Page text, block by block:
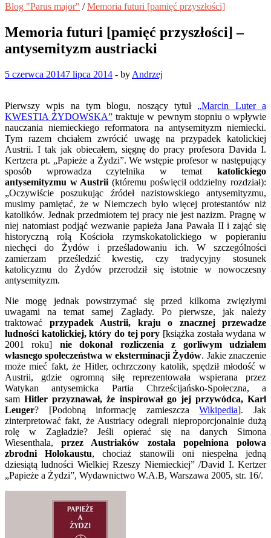
Blog "Parus major" /Memoria futuri [pamięć przyszłości]
Memoria futuri [pamięć przyszłości] –
antysemityzm austriacki
5 czerwca 20147 lipca 2014 - by Andrzej
Pierwszy wpis na tym blogu, noszący tytuł „Marcin Luter a
KWESTIA ŻYDOWSKA” traktuje w pewnym stopniu o wpływie
nauczania niemieckiego reformatora na antysemityzm niemiecki.
Tym razem chciałem zwrócić uwagę na przypadek katolickiej
Austrii. I tak jak obiecałem, sięgnę do pracy profesora Davida I.
Kertzera pt. „Papieże a Żydzi”. We wstępie profesor w następujący
sposób wprowadza czytelnika w temat katolickiego
antysemityzmu w Austrii (któremu poświęcił oddzielny rozdział):
„Oczywiście poszukując źródeł nazistowskiego antysemityzmu,
musimy pamiętać, że w Niemczech było więcej protestantów niż
katolików. Jednak przedmiotem tej pracy nie jest nazizm. Pragnę w
niej natomiast podjąć wezwanie papieża Jana Pawała II i zająć się
historyczną rolą Kościoła rzymskokatolickiego w popieraniu
niechęci do Żydów i prześladowaniu ich. W szczególności
zamierzam prześledzić kwestię, czy tradycyjny stosunek
katolicyzmu do Żydów przerodził się istotnie w nowoczesny
antysemityzm.
Nie mogę jednak powstrzymać się przed kilkoma zwięzłymi
uwagami na temat samej Zagłady. Po pierwsze, jak należy
traktować przypadek Austrii, kraju o znacznej przewadze
ludności katolickiej, który do tej pory [książka została wydana w
2001 roku] nie dokonał rozliczenia z gorliwym udziałem
własnego społeczeństwa w eksterminacji Żydów. Jakie znaczenie
może mieć fakt, że Hitler, ochrzczony katolik, spędził młodość w
Austrii, gdzie ogromną siłę reprezentowała wspierana przez
Watykan antysemicka Partia Chrześcijańsko-Społeczna, a
samHitler przyznawał, że inspirował go jej przywódca, Karl
Leuger? [Podobną informację zamieszczaWikipedia]. Jak
zinterpretować fakt, że Austriacy odegrali nieproporcjonalnie dużą
rolę w Zagładzie? Jeśli opierać się na danych Simona
Wiesenthala,przez Austriaków została popełniona połowa
zbrodni Holokaustu, chociaż stanowili oni niespełna jedną
dziesiątą ludności Wielkiej Rzeszy Niemieckiej” /David I. Kertzer
„Papieże a Żydzi”, Wydawnictwo W.A.B, Warszawa 2005, str. 16/.